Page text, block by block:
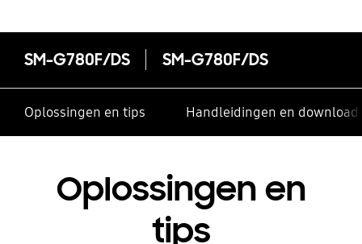
SM-G780F/DS SM-G780F/DS
Oplossingen en tips Handleidingen en
Oplossingen en
tips